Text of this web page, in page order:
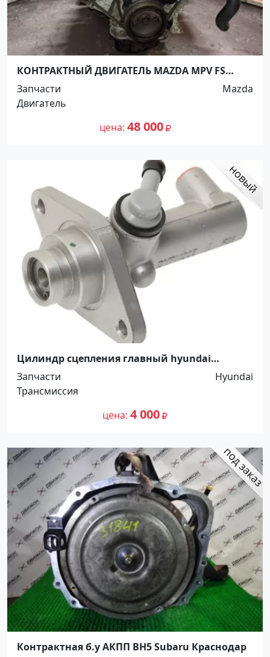
КОНТРАКТНЫЙ ДВИГАТЕЛЬ MAZDA MPV FS
LWEW Краснодар
Запчасти
Mazda
Двигатель
цена 48 000
Цилиндр сцепления главный hyundai
HD65/72 Краснодар
Запчасти
Hyundai
Трансмиссия
цена 4 000
Контрактная б.у АКПП BH5 Subaru Краснодар